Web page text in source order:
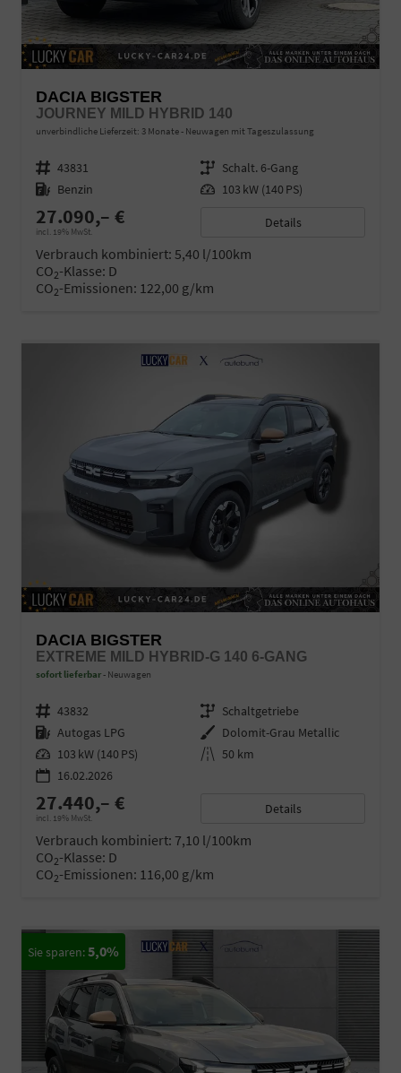
DACIA BIGSTER
JOURNEY MILD HYBRID 140
unverbindliche Lieferzeit: 3 Monate Neuwagen mit Tageszulassung
Fahrzeugnr. 43831 Getriebe Schalt. 6-Gang
Kraftstoff Benzin Leistung 103 kW (140 PS)
27.090,– €
incl. 19% MwSt.
Details
Verbrauch kombiniert: 5,40 l/100km
CO2-Klasse: D
CO2-Emissionen: 122,00 g/km
DACIA BIGSTER
EXTREME MILD HYBRID-G 140 6-GANG
sofort lieferbar Neuwagen
Fahrzeugnr. 43832 Getriebe Schaltgetriebe
Kraftstoff Autogas LPG Außenfarbe Dolomit-Grau Metallic
Leistung 103 kW (140 PS) Kilometerstand 50 km
16.02.2026
27.440,– €
incl. 19% MwSt.
Details
Verbrauch kombiniert: 7,10 l/100km
CO2-Klasse: D
CO2-Emissionen: 116,00 g/km
5,0%